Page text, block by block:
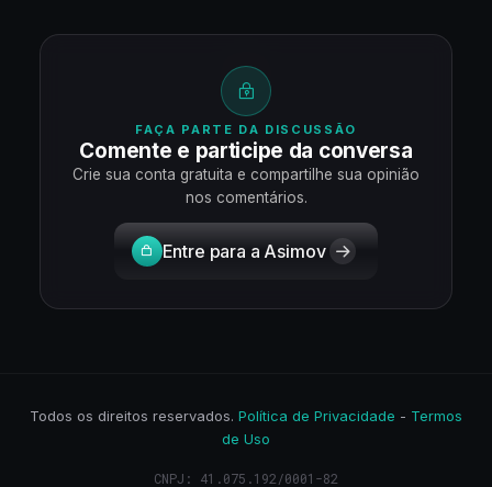
FAÇA PARTE DA DISCUSSÃO
Comente e participe da conversa
Crie sua conta gratuita e compartilhe sua opinião
nos comentários.
Entre para a Asimov
Todos os direitos reservados. Política de Privacidade - Termos
de Uso
CNPJ: 41.075.192/0001-82